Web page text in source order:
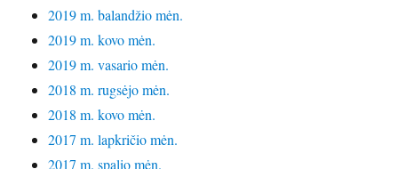
2019 m. balandžio mėn.
2019 m. kovo mėn.
2019 m. vasario mėn.
2018 m. rugsėjo mėn.
2018 m. kovo mėn.
2017 m. lapkričio mėn.
2017 m. spalio mėn.